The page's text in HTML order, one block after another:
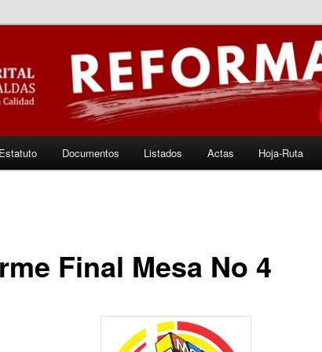
Distrital
Documentos Listados Actas Hoja-Ruta
Final Mesa No 4